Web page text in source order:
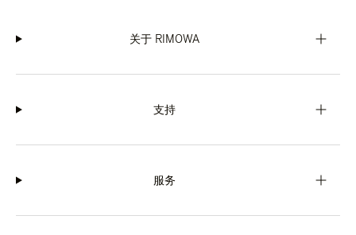
关于 RIMOWA
支持
服务